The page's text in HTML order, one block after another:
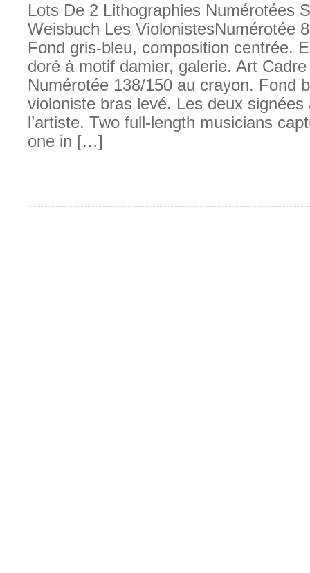
Lots De 2 Lithographies Numérotées
Weisbuch Les ViolonistesNumérotée
Fond gris-bleu, composition centrée.
doré à motif damier, galerie. Art
Numérotée 138/150 au crayon. Fond
violoniste bras levé. Les deux signées
l’artiste. Two full-length musicians
one in […]